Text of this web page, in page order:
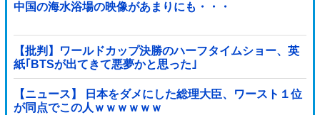
中国の海水浴場の映像があまりにも・・・
【批判】ワールドカップ決勝のハーフタイムショー、英
紙｢BTSが出てきて悪夢かと思った｣
【ニュース】 日本をダメにした総理大臣、ワースト１位
が同点でこの人ｗｗｗｗｗｗ